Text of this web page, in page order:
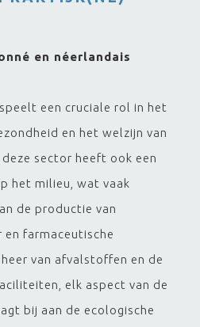
en néerlandais
een cruciale rol in het
en het welzijn van
sector heeft ook een
het milieu, wat vaak
de productie van
en farmaceutische
van afvalstoffen en de
elk aspect van de
bij aan de ecologische